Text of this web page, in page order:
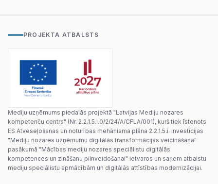
PROJEKTA ATBALSTS
Mediju uzņēmums piedalās projektā "Latvijas Mediju nozares
kompetenču centrs" (Nr. 2.2.1.5.i.0/2/24/A/CFLA/001), kurš tiek īstenots
ES Atveseļošanas un noturības mehānisma plāna 2.2.1.5.i. investīcijas
"Mediju nozares uzņēmumu digitālās transformācijas veicināšana"
pasākumā "Mācības mediju nozares speciālistu digitālās
kompetences un zināšanu pilnveidošanai" ietvaros un saņem atbalstu
mediju speciālistu apmācībām un digitālās attīstības modernizācijai.